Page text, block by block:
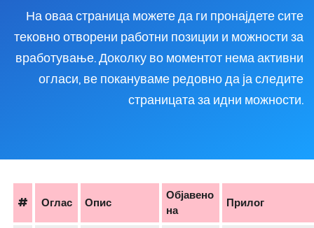
На оваа страница можете да ги пронајдете сите
тековно отворени работни позиции и можности за
вработување. Доколку во моментот нема активни
огласи, ве покануваме редовно да ја следите
страницата за идни можности.
# Оглас Опис
Објавено
на
Прилог